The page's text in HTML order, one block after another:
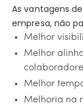
As vantagens
empresa, não
Melhor
Melhor
Melhor
Melhoria na